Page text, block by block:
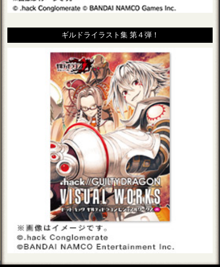
ギルドライラスト集 第４弾！